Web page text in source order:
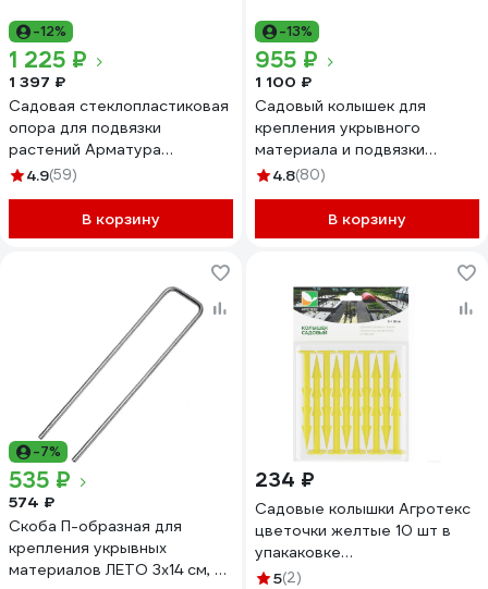
-12%
1 225 ₽
1 397 ₽
Садовая стеклопластиковая
опора для подвязки
растений Арматура
Композит 12 мм, 10 шт.,
4.9(59)
В корзину
-13%
955 ₽
1 100 ₽
Садовый колышек для
крепления укрывного
материала и подвязки
растений ГеоПластБорд 180
4.8(80)
В корзину
-7%
535 ₽
574 ₽
Скоба П-образная для
крепления укрывных
материалов ЛЕТО 3x14 см, d3
234 ₽
Садовые колышки Агротекс
цветочки желтые 10 шт в
упакаковке
5(2)